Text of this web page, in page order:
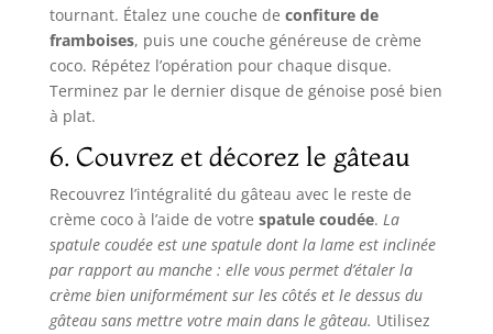
tournant. Étalez une couche de confiture de
framboises, puis une couche généreuse de crème
coco. Répétez l’opération pour chaque disque.
Terminez par le dernier disque de génoise posé bien
à plat.
6. Couvrez et décorez le gâteau
Recouvrez l’intégralité du gâteau avec le reste de
crème coco à l’aide de votre spatule coudée. La
spatule coudée est une spatule dont la lame est inclinée
par rapport au manche : elle vous permet d’étaler la
crème bien uniformément sur les côtés et le dessus du
gâteau sans mettre votre main dans le gâteau. Utilisez